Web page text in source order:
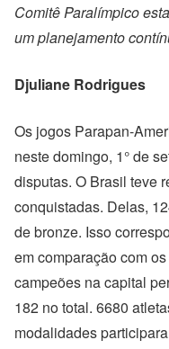
Comitê Paralímpico
um planejamento
Djuliane Rodrigues
Os jogos Parapan-
neste domingo, 1° de
disputas. O Brasil teve
conquistadas. Delas,
de bronze. Isso
em comparação com
campeões na capital
182 no total. 6680
modalidades